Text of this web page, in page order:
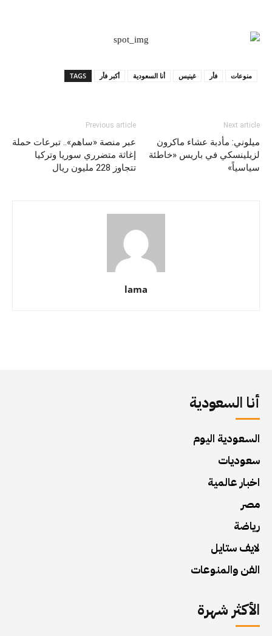
TAGS أكبر فأر أنا السعودية غينيس فأر منوعات
Previous article
عبر منصة «ساهم».. تبرعات حملة
إغاثة متضرري سوريا وتركيا
تتجاوز 228 مليون ريال
Next article
ميلوني: مأدبة عشاء ماكرون
لزيلينسكي في باريس «خاطئة
سياسياً»
lama
أنا السعودية
السعودية اليوم
سعوديات
اخبار عالمية
مصر
رياضة
لايف ستايل
الفن والمنوعات
الأكثر شهرة